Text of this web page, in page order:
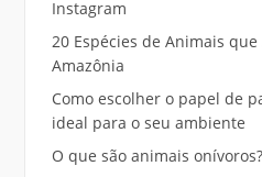
Instagram
20 Espécies de Animais que
Amazônia
Como escolher o papel de
ideal para o seu ambiente
O que são animais